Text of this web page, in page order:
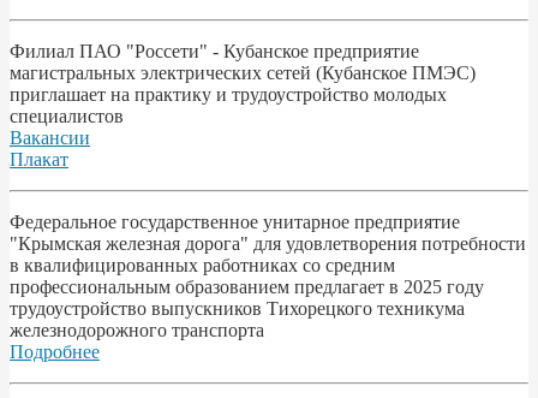
Филиал ПАО "Россети" - Кубанское предприятие
магистральных электрических сетей (Кубанское ПМЭС)
приглашает на практику и трудоустройство молодых
специалистов
Вакансии
Плакат
Федеральное государственное унитарное предприятие
"Крымская железная дорога" для удовлетворения потребности
в квалифицированных работниках со средним
профессиональным образованием предлагает в 2025 году
трудоустройство выпускников Тихорецкого техникума
железнодорожного транспорта
Подробнее